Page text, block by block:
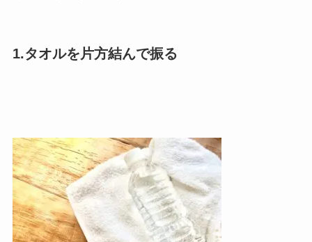
1.タオルを片方結んで振る